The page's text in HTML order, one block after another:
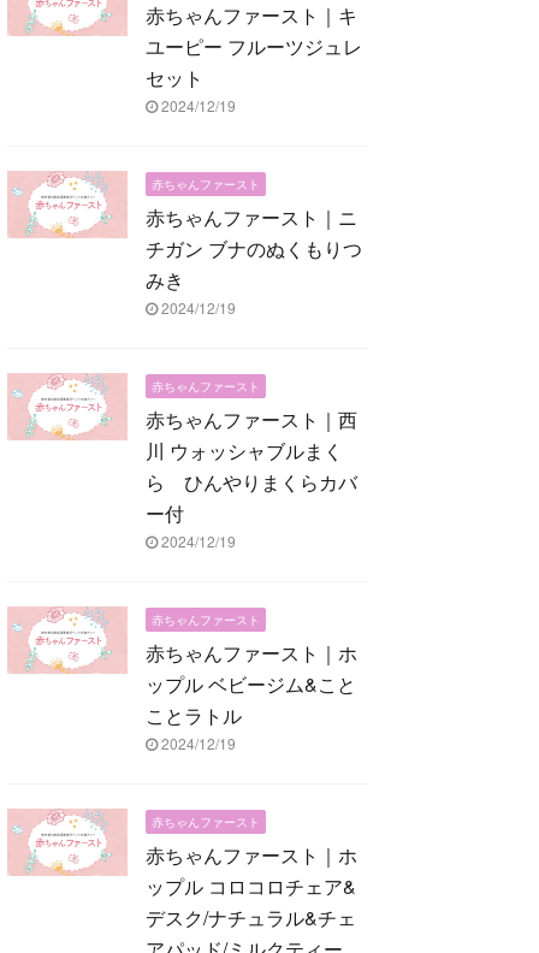
赤ちゃんファースト｜キ
ユーピー フルーツジュレ
セット
2024/12/19
赤ちゃんファースト
赤ちゃんファースト｜ニ
チガン ブナのぬくもりつ
みき
2024/12/19
赤ちゃんファースト
赤ちゃんファースト｜西
川 ウォッシャブルまく
ら ひんやりまくらカバ
ー付
2024/12/19
赤ちゃんファースト
赤ちゃんファースト｜ホ
ップル ベビージム&こと
ことラトル
2024/12/19
赤ちゃんファースト
赤ちゃんファースト｜ホ
ップル コロコロチェア&
デスク/ナチュラル&チェ